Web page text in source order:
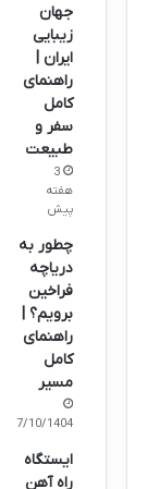
جهان
زیبایی
ایران |
راهنمای
کامل
سفر و
طبیعت
3
هفته
پیش
چطور به
دریاچه
فراخین
برویم؟ |
راهنمای
کامل
مسیر
07/10/1404
ایستگاه
راه آهن